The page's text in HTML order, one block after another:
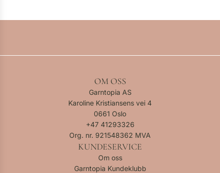
OM OSS
Garntopia AS
Karoline Kristiansens vei 4
0661 Oslo
+47 41293326
Org. nr. 921548362 MVA
KUNDESERVICE
Om oss
Garntopia Kundeklubb